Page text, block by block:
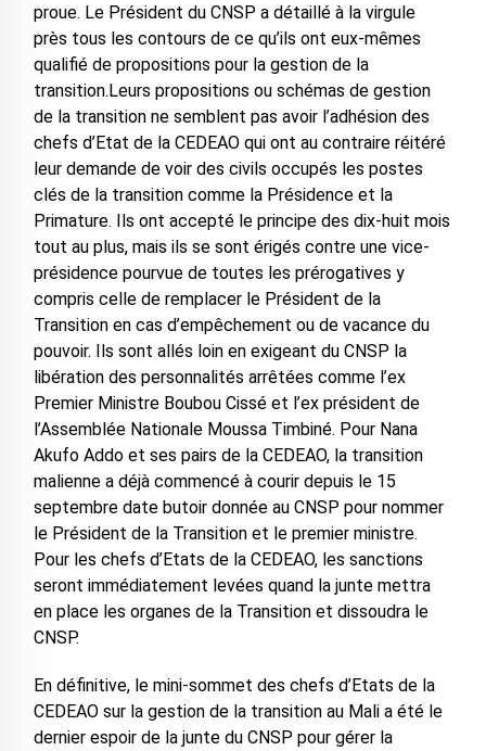
proue. Le Président du CNSP a détaillé à la virgule
près tous les contours de ce qu’ils ont eux-mêmes
qualifié de propositions pour la gestion de la
transition.Leurs propositions ou schémas de gestion
de la transition ne semblent pas avoir l’adhésion des
chefs d’Etat de la CEDEAO qui ont au contraire réitéré
leur demande de voir des civils occupés les postes
clés de la transition comme la Présidence et la
Primature. Ils ont accepté le principe des dix-huit mois
tout au plus, mais ils se sont érigés contre une vice-
présidence pourvue de toutes les prérogatives y
compris celle de remplacer le Président de la
Transition en cas d’empêchement ou de vacance du
pouvoir. Ils sont allés loin en exigeant du CNSP la
libération des personnalités arrêtées comme l’ex
Premier Ministre Boubou Cissé et l’ex président de
l’Assemblée Nationale Moussa Timbiné. Pour Nana
Akufo Addo et ses pairs de la CEDEAO, la transition
malienne a déjà commencé à courir depuis le 15
septembre date butoir donnée au CNSP pour nommer
le Président de la Transition et le premier ministre.
Pour les chefs d’Etats de la CEDEAO, les sanctions
seront immédiatement levées quand la junte mettra
en place les organes de la Transition et dissoudra le
CNSP.
En définitive, le mini-sommet des chefs d’Etats de la
CEDEAO sur la gestion de la transition au Mali a été le
dernier espoir de la junte du CNSP pour gérer la